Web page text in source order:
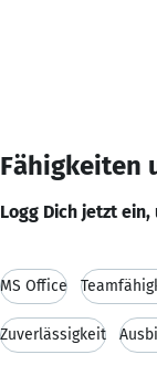
Fähigkeiten
Logg Dich jetzt
MS Office
Zuverlässigkeit